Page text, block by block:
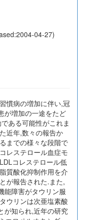
04-27)
慣病の増加に伴い,冠
が増加の一途をたど
ある可能性がこれま
近年,数々の報告か
までの様々な段階で
レステロール血症モ
コレステロール低
質酸化抑制作用を介
が報告された.また,
能障害がタウリン服
ウリンは次亜塩素酸
が知られ,近年の研究